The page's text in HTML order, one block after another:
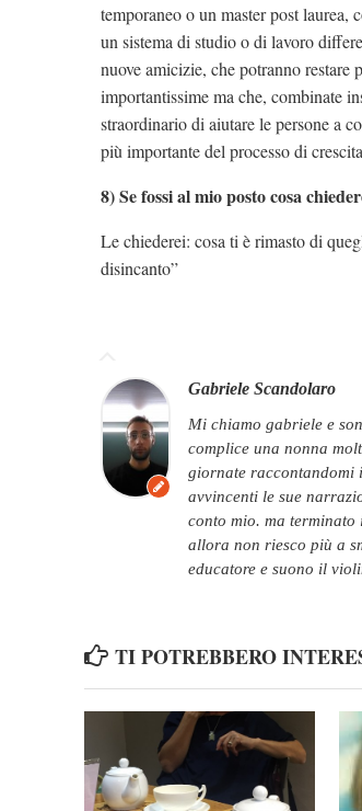
temporaneo o un master post laurea,
un sistema di studio o di lavoro
nuove amicizie, che potranno restare
importantissime ma che, combinate
straordinario di aiutare le persone a
più importante del processo di
8) Se fossi al mio posto cosa
Le chiederei: cosa ti è rimasto di
disincanto”
Gabriele Scandolaro
mi chiamo gabriele e sono un lettore. ho iniziato a leggere quando ero molto piccolo,
complice una nonna
giornate raccontandomi
avvincenti le sue
conto mio. ma
allora non riesco più a
educatore e suono il
TI POTREBBERO